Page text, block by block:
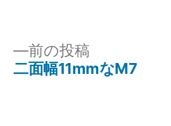
リ
ー:
投
前の投稿
の
二面幅11mmなM7